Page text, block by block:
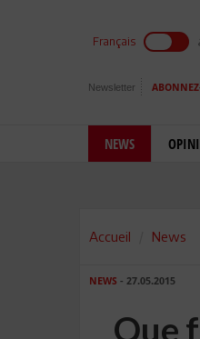
Français
Newsletter
NEWS
Accueil News
NEWS - 27.05.2015
Que